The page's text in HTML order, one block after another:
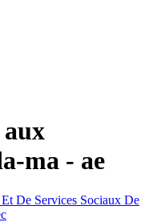
aux
ma - ae
De Services Sociaux De